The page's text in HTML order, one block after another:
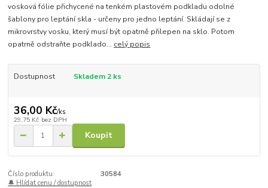
vosková fólie přichycené na tenkém plastovém podkladu odolné
šablony pro leptání skla - určeny pro jedno leptání. Skládají se z
mikrovrstvy vosku, který musí být opatrně přilepen na sklo. Potom
opatrně odstraňte podklado... celý popis
Dostupnost Skladem 2 ks
36,00 Kč/ks
29,75 Kč bez DPH
Koupit
Číslo produktu:
30584
🔔 Hlídat cenu / dostupnost